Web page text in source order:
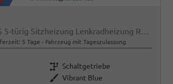
1.0 T-GDI 90PS 5-türig Sitzheizung Lenkradheizung Rückf.Kamera PDC Klima Apple CarPlay Android Auto Tempomat Touchscreen
5 Tage Fahrzeug mit Tageszulassung
Getriebe Schaltgetriebe
Außenfarbe Vibrant Blue